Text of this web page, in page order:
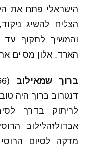
הישראלי פתח את
הצליח להשיג
והמשיך לתקוף
הארד. אלון מסיים
ברוך שמאילוב
דנטרוב ברוך היה
לריתוק בדרך
אבדולזהלילוב
מדקה לסיום